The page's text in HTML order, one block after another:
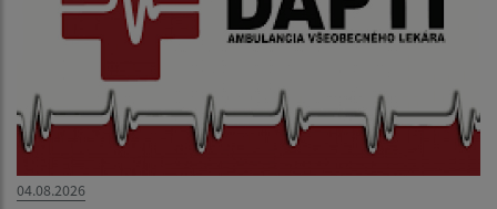
04.08.2026